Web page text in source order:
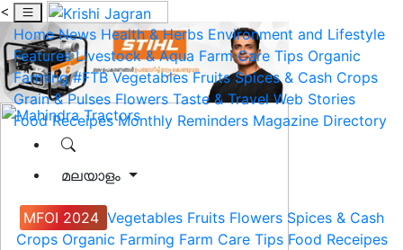
<
Home News Health & Herbs Environment and Lifestyle
Features Livestock & Aqua Farm Care Tips Organic
Farming #FTB Vegetables Fruits Spices & Cash Crops
Grain & Pulses Flowers Taste & Travel Web Stories
Food Receipes Monthly Reminders Magazine Directory
മലയാളം
MFOI 2024 Vegetables Fruits Flowers Spices & Cash
Crops Organic Farming Farm Care Tips Food Receipes